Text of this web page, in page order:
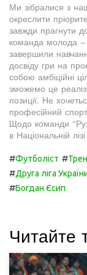
Ми зібралися з
окреслити
завжди прагнути
команда молода –
завершили
досвіду гри на
собою амбіційні
зможемо це
позиції. Не
професійний
Щодо команди
в Національній
#Футболіст #
#Друга ліга
#Богдан Єсип
Читайте